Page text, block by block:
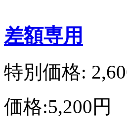
差額専用
特別価格:
価格:5,200円